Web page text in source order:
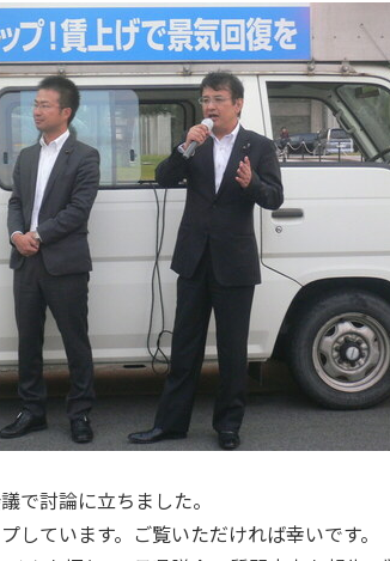
で討論に立ちました。
ています。ご覧いただければ幸いです。